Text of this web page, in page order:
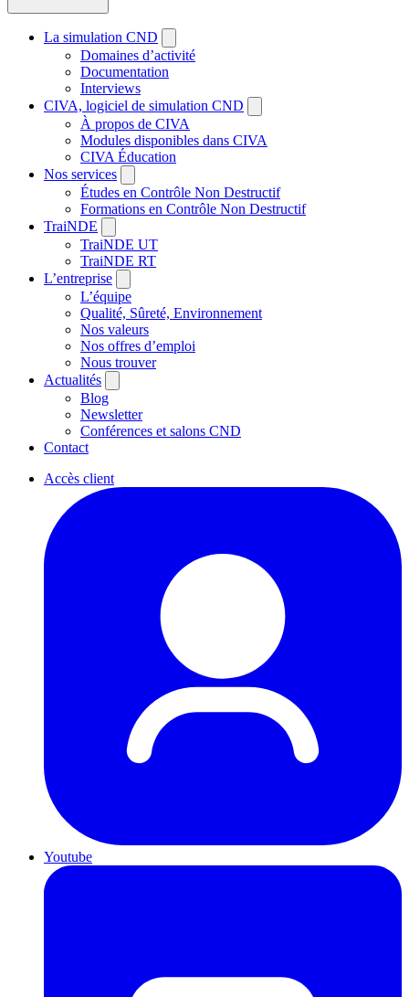
La simulation CND
Domaines d’activité
Documentation
Interviews
CIVA, logiciel de simulation CND
À propos de CIVA
Modules disponibles dans CIVA
CIVA Éducation
Nos services
Études en Contrôle Non Destructif
Formations en Contrôle Non Destructif
TraiNDE
TraiNDE UT
TraiNDE RT
L’entreprise
L’équipe
Qualité, Sûreté, Environnement
Nos valeurs
Nos offres d’emploi
Nous trouver
Actualités
Blog
Newsletter
Conférences et salons CND
Contact
Accès client
Youtube